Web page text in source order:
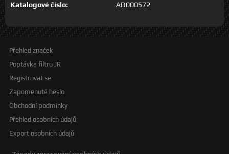
Katalogové číslo:
AD000572
Přehled značek
Poptávka filtru JR
Registrovat se
Zapomenuté heslo
Obchodní podmínky
Přehled osobních údajů
Export osobních údajů